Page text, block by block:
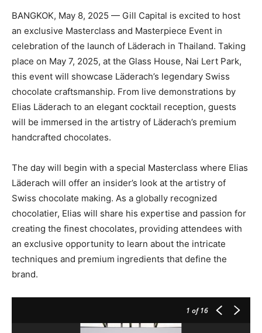
BANGKOK, May 8, 2025 — Gill Capital is excited to host
an exclusive Masterclass and Masterpiece Event in
celebration of the launch of Läderach in Thailand. Taking
place on May 7, 2025, at the Glass House, Nai Lert Park,
this event will showcase Läderach’s legendary Swiss
chocolate craftsmanship. From live demonstrations by
Elias Läderach to an elegant cocktail reception, guests
will be immersed in the artistry of Läderach’s premium
handcrafted chocolates.
The day will begin with a special Masterclass where Elias
Läderach will offer an insider’s look at the artistry of
Swiss chocolate making. As a globally recognized
chocolatier, Elias will share his expertise and passion for
creating the finest chocolates, providing attendees with
an exclusive opportunity to learn about the intricate
techniques and premium ingredients that define the
brand.
1 of 16